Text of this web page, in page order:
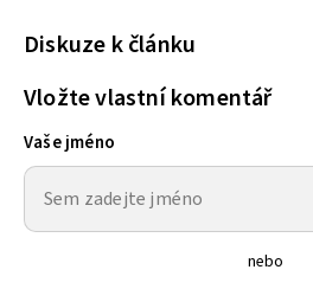
Diskuze k článku
Vložte vlastní komentář
Vaše jméno
nebo